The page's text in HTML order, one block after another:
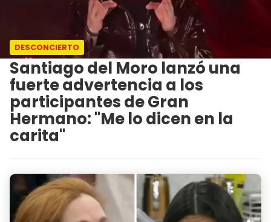
DESCONCIERTO
Santiago del Moro lanzó una
fuerte advertencia a los
participantes de Gran
Hermano: "Me lo dicen en la
carita"